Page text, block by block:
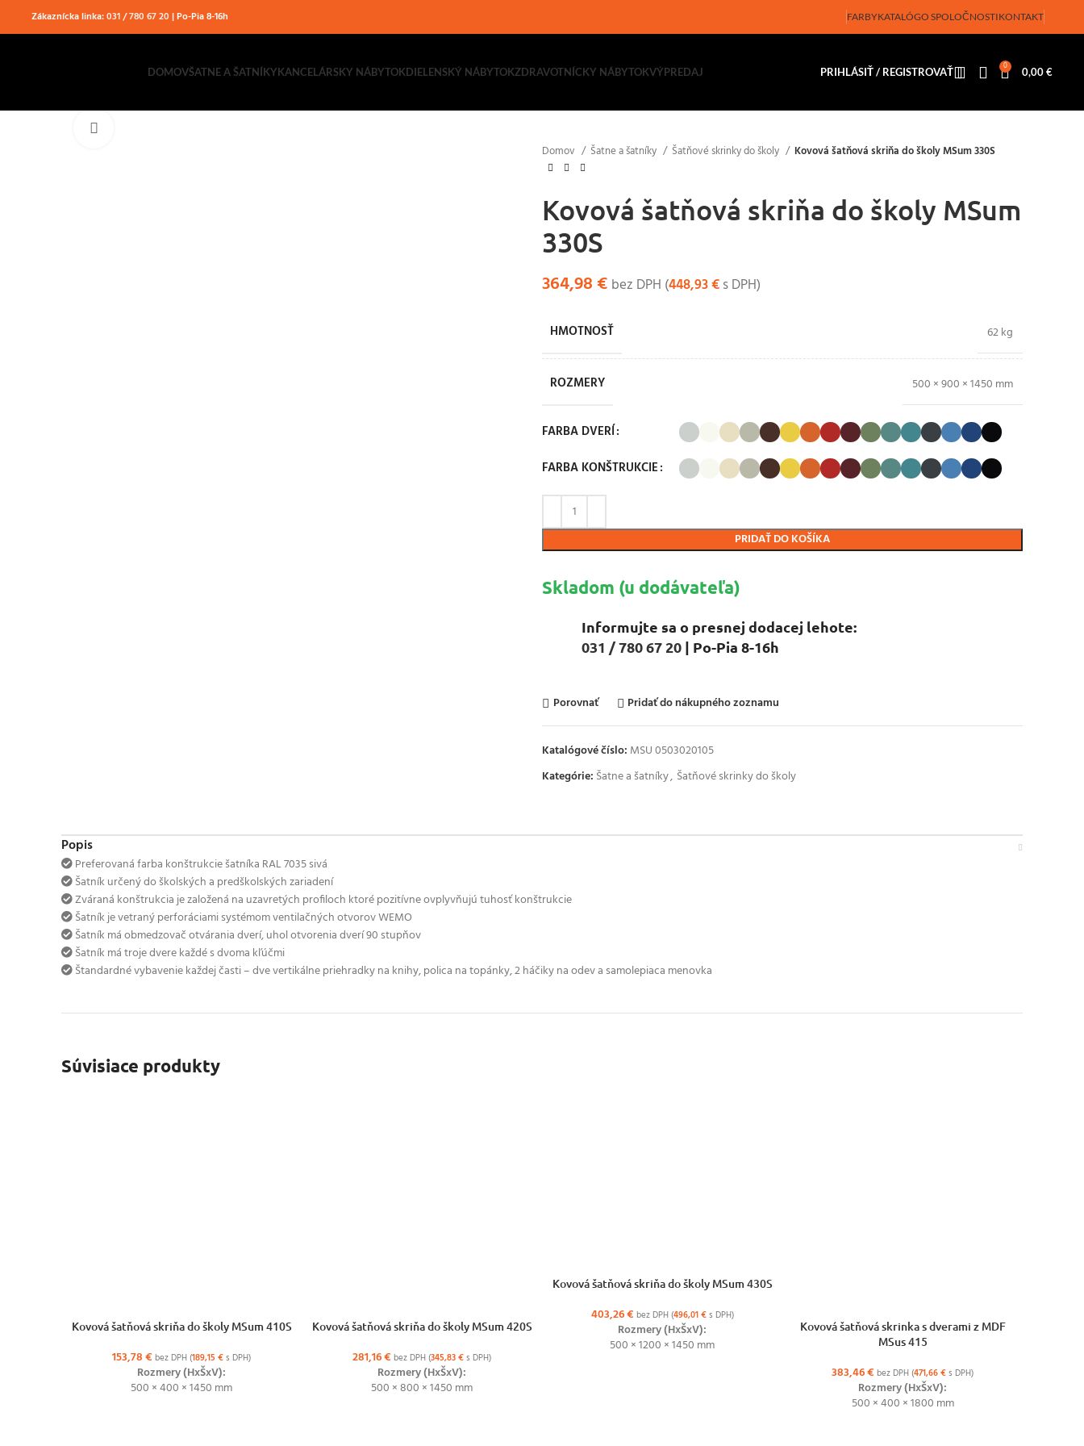
Zákaznícka linka:031 / 780 67 20 | Po-Pia 8-16h FARBYKATALÓGO SPOLOČNOSTIKONTAKT
DOMOVŠATNE A ŠATNÍKYKANCELÁRSKY NÁBYTOKDIELENSKÝ NÁBYTOKZDRAVOTNÍCKY NÁBYTOKVÝPREDAJ PRIHLÁSIŤ / REGISTROVAŤ 0 0,00€
Domov Šatne a šatníky Šatňové skrinky do školy Kovová šatňová skriňa do školy MSum 330S
Kovová šatňová skriňa do školy MSum
330S
364,98 € bez DPH (448,93€s DPH)
HMOTNOSŤ 62 kg
ROZMERY 500 × 900 × 1450 mm
FARBA DVERÍ
FARBA KONŠTRUKCIE
PRIDAŤ DO KOŠÍKA
Skladom (u dodávateľa)
Informujte sa o presnej dodacej lehote:
031 / 780 67 20 | Po-Pia 8-16h
Porovnať Pridať do nákupného zoznamu
Katalógové číslo: MSU 0503020105
Kategórie: Šatne a šatníky, Šatňové skrinky do školy
Popis
Preferovaná farba konštrukcie šatníka RAL 7035 sivá
Šatník určený do školských a predškolských zariadení
Zváraná konštrukcia je založená na uzavretých profiloch ktoré pozitívne ovplyvňujú tuhosť konštrukcie
Šatník je vetraný perforáciami systémom ventilačných otvorov WEMO
Šatník má obmedzovač otvárania dverí, uhol otvorenia dverí 90 stupňov
Šatník má troje dvere každé s dvoma kľúčmi
Štandardné vybavenie každej časti – dve vertikálne priehradky na knihy, polica na topánky, 2 háčiky na odev a samolepiaca menovka
Súvisiace produkty
VÝBER MOŽNOSTÍ
Kovová šatňová skriňa do školy MSum 410S
153,78€ bez DPH (189,15 €s DPH)
Rozmery (HxŠxV):
500 × 400 × 1450 mm
VÝBER MOŽNOSTÍ
Kovová šatňová skriňa do školy MSum 420S
281,16€ bez DPH (345,83€s DPH)
Rozmery (HxŠxV):
500 × 800 × 1450 mm
VÝBER MOŽNOSTÍ
Kovová šatňová skriňa do školy MSum 430S
403,26€ bez DPH (496,01€s DPH)
Rozmery (HxŠxV):
500 × 1200 × 1450 mm
VÝBER MOŽNOSTÍ
Kovová šatňová skrinka s dverami z MDF
MSus 415
383,46€ bez DPH (471,66€s DPH)
Rozmery (HxŠxV):
500 × 400 × 1800 mm